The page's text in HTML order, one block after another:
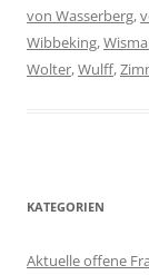
von Wasserberg,
Wibbeking,
Wolter,Wulff,
KATEGORIEN
Aktuelle offene